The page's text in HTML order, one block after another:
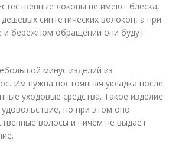
локоны не имеют блеска,
синтетических волокон, а при
и бережном обращении они будут
минус изделий из
Им нужна постоянная укладка после
уходовые средства. Такое изделие
но при этом оно
волосы и ничем не выдает